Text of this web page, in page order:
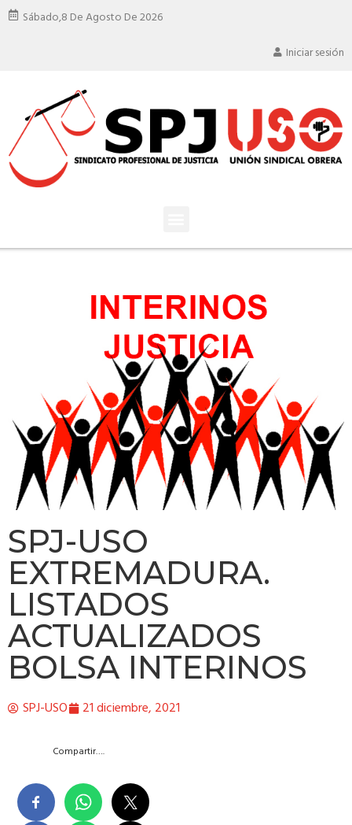
Sábado,8 De Agosto De 2026
Iniciar sesión
SPJ-USO
EXTREMADURA.
LISTADOS
ACTUALIZADOS
BOLSA INTERINOS
SPJ-USO 21 diciembre, 2021
Compartir….